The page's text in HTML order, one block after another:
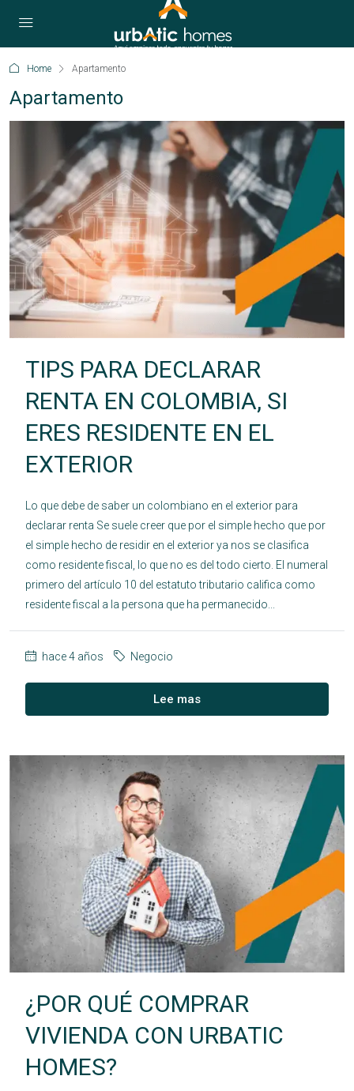
Home Apartamento
Apartamento
TIPS PARA DECLARAR
RENTA EN COLOMBIA, SI
ERES RESIDENTE EN EL
EXTERIOR
Lo que debe de saber un colombiano en el exterior para
declarar renta Se suele creer que por el simple hecho que por
el simple hecho de residir en el exterior ya nos se clasifica
como residente fiscal, lo que no es del todo cierto. El numeral
primero del artículo 10 del estatuto tributario califica como
residente fiscal a la persona que ha permanecido...
hace 4 años Negocio
Lee mas
¿POR QUÉ COMPRAR
VIVIENDA CON URBATIC
HOMES?